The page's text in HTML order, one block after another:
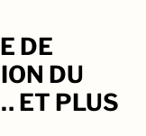
DE
DU
ET PLUS